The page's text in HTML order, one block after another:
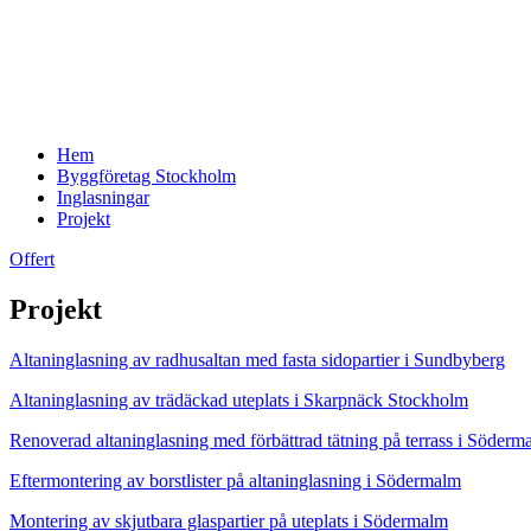
Hem
Byggföretag Stockholm
Inglasningar
Projekt
Offert
Projekt
Altaninglasning av radhusaltan med fasta sidopartier i Sundbyberg
Altaninglasning av trädäckad uteplats i Skarpnäck Stockholm
Renoverad altaninglasning med förbättrad tätning på terrass i
Eftermontering av borstlister på altaninglasning i Södermalm
Montering av skjutbara glaspartier på uteplats i Södermalm